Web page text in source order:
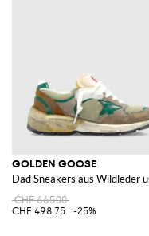
GOLDEN GOOSE
Dad Sneakers aus Wildleder
CHF 665.00
CHF 498.75
-25%